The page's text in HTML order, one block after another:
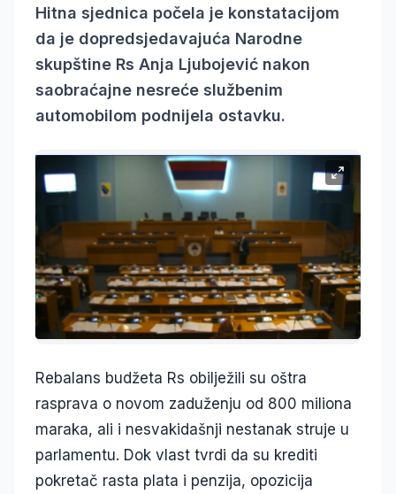
Hitna sjednica počela je konstatacijom
da je dopredsjedavajuća Narodne
skupštine Rs Anja Ljubojević nakon
saobraćajne nesreće službenim
automobilom podnijela ostavku.
Rebalans budžeta Rs obilježili su oštra
rasprava o novom zaduženju od 800 miliona
maraka, ali i nesvakidašnji nestanak struje u
parlamentu. Dok vlast tvrdi da su krediti
pokretač rasta plata i penzija, opozicija